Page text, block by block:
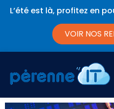
L’été est là, profitez en
VOIR NOS